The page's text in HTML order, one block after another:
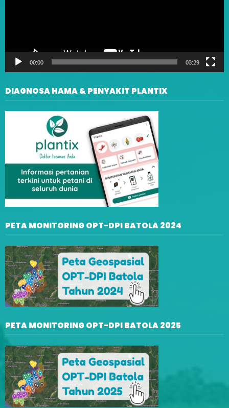
00:00 03:29
DIAGNOSA HAMA & PENYAKIT PLANTIX
PETA MONITORING OPT-DPI BATOLA 2024
PETA MONITORING OPT-DPI BATOLA 2025